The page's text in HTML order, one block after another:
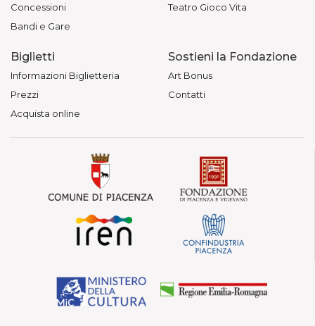
Concessioni
Bandi e Gare
Teatro Gioco Vita
Biglietti
Informazioni Biglietteria
Prezzi
Acquista online
Sostieni la Fondazione
Art Bonus
Contatti